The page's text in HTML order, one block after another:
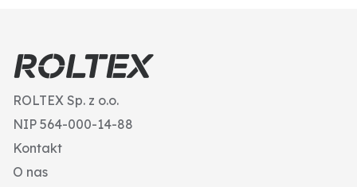
ROLTEX Sp. z o.o.
NIP 564-000-14-88
Kontakt
O nas